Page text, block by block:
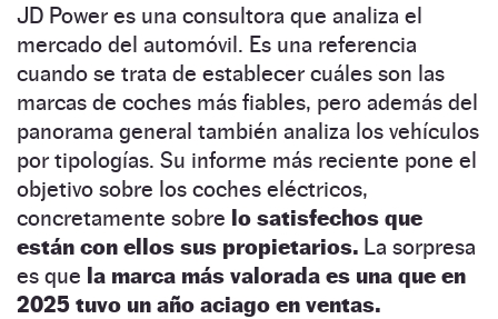
JD Power es una consultora que analiza el
mercado del automóvil. Es una referencia
cuando se trata de establecer cuáles son las
marcas de coches más fiables, pero además del
panorama general también analiza los vehículos
por tipologías. Su informe más reciente pone el
objetivo sobre los coches eléctricos,
concretamente sobre lo satisfechos que
están con ellos sus propietarios. La sorpresa
es que la marca más valorada es una que en
2025 tuvo un año aciago en ventas.